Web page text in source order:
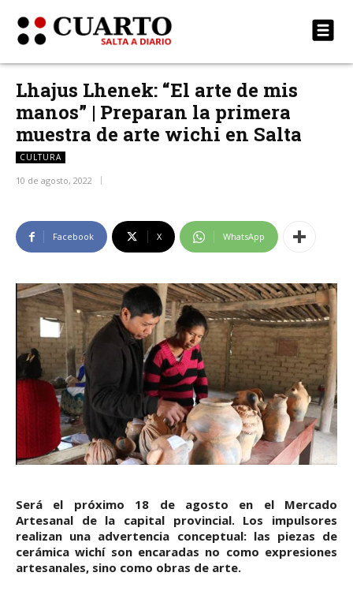
Lhajus Lhenek: “El arte de mis
manos” | Preparan la primera
muestra de arte wichi en Salta
CULTURA
10 de agosto, 2022
Facebook X WhatsApp
Será el próximo 18 de agosto en el Mercado
Artesanal de la capital provincial. Los impulsores
realizan una advertencia conceptual: las piezas de
cerámica wichí son encaradas no como expresiones
artesanales, sino como obras de arte.